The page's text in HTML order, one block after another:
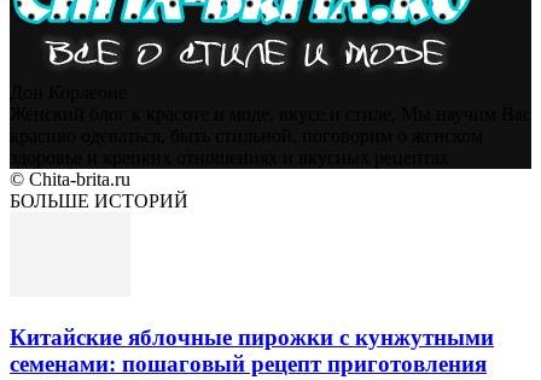
© Chita-brita.ru
БОЛЬШЕ ИСТОРИЙ
Китайские яблочные пирожки с кунжутными
семенами: пошаговый рецепт приготовления